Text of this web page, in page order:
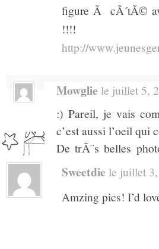
figure Ã cÃ´tÃ©
!!!!
http://
Mowglie le juillet 5,
:) Pareil, je vais
c’est aussi l’oeil qui
De trÃ¨s belles
rappelle beaucoup
superbes images!
juste Ã cÃ´tÃ© de
Sweetdie le juillet
Amzing pics! I’d